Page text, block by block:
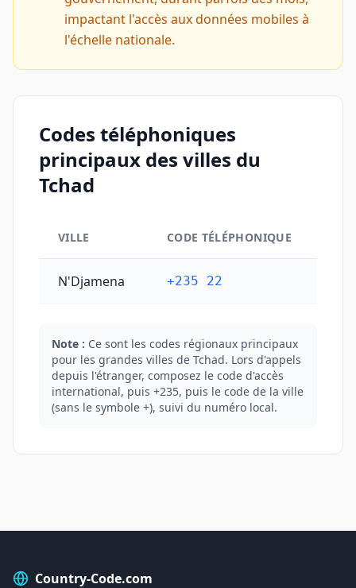
impactant l'accès aux données mobiles à
l'échelle nationale.
Codes téléphoniques
principaux des villes du
Tchad
VILLE CODE TÉLÉPHONIQUE
N'Djamena +235 22
Note : Ce sont les codes régionaux principaux
pour les grandes villes de Tchad. Lors d'appels
depuis l'étranger, composez le code d'accès
international, puis +235, puis le code de la ville
(sans le symbole +), suivi du numéro local.
Country-Code.com